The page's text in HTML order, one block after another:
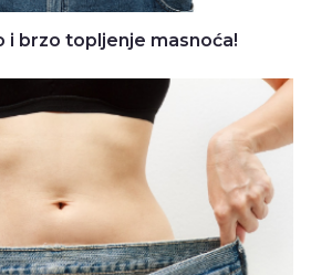
i brzo topljenje masnoća!